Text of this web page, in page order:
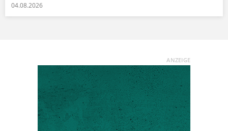
04.08.2026
ANZEIGE